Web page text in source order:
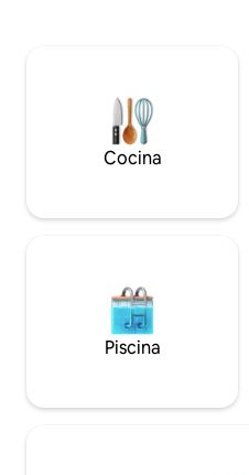
montañas, justo afuera de la
Ålesund Jugendcity, a 50
auto. Geirangerfjord y
horas en coche. Información: lee el
Cocina
Piscina